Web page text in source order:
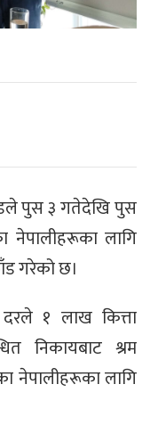
पुस ३ गतेदेखि पुस
नेपालीहरूका लागि
गरेको छ।
दरले १ लाख कित्ता
निकायबाट श्रम
नेपालीहरूका लागि